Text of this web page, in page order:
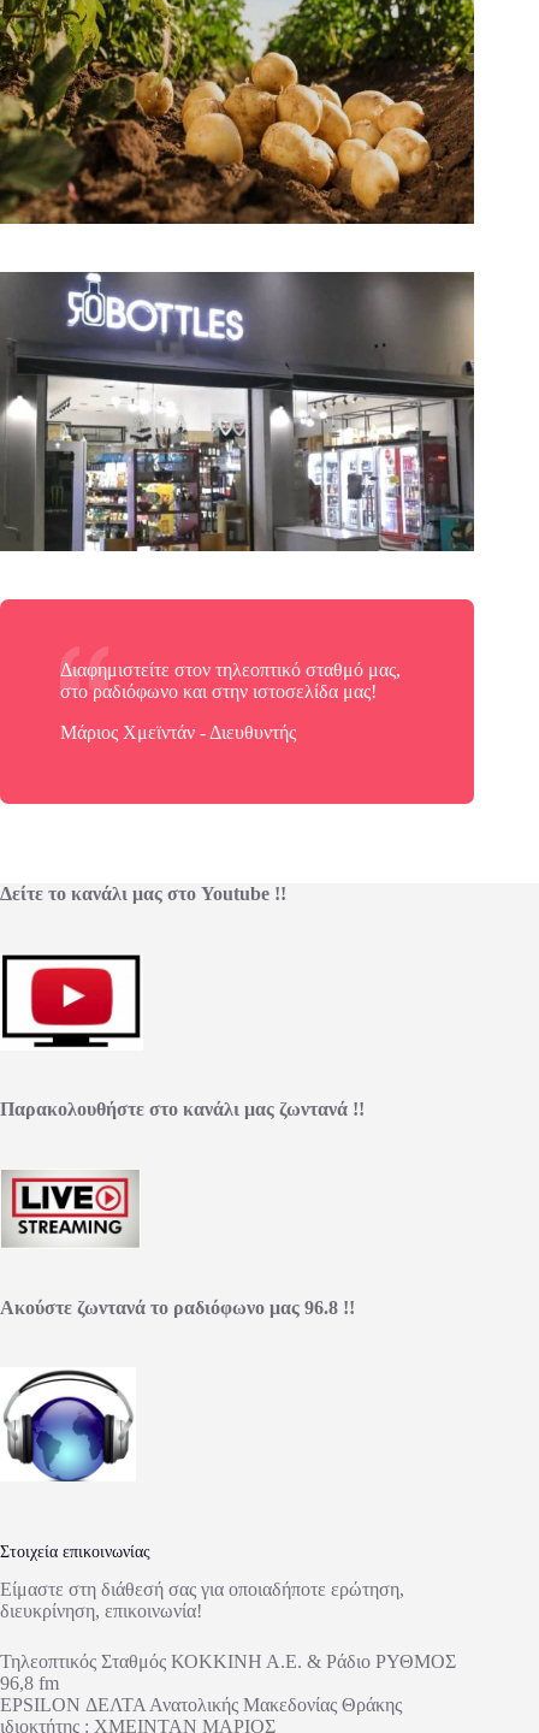
Διαφημιστείτε στον τηλεοπτικό σταθμό μας,
στο ραδιόφωνο και στην ιστοσελίδα μας!
Μάριος Χμεϊντάν - Διευθυντής
Δείτε το κανάλι μας στο Youtube !!
Παρακολουθήστε στο κανάλι μας ζωντανά !!
Ακούστε ζωντανά το ραδιόφωνο μας 96.8 !!
Στοιχεία επικοινωνίας
Είμαστε στη διάθεσή σας για οποιαδήποτε ερώτηση,
διευκρίνηση, επικοινωνία!
Τηλεοπτικός Σταθμός ΚΟΚΚΙΝΗ Α.Ε. & Ράδιο ΡΥΘΜΟΣ
96,8 fm
EPSILON ΔΕΛΤΑ Ανατολικής Μακεδονίας Θράκης
ιδιοκτήτης : ΧΜΕΙΝΤΑΝ ΜΑΡΙΟΣ